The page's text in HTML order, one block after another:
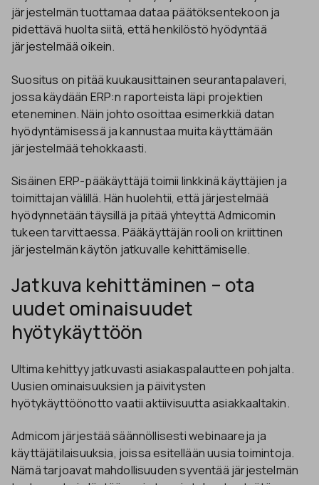
järjestelmän tuottamaa dataa päätöksentekoon ja
pidettävä huolta siitä, että henkilöstö hyödyntää
järjestelmää oikein.
Suositus on pitää kuukausittainen seurantapalaveri,
jossa käydään ERP:n raporteista läpi projektien
eteneminen. Näin johto osoittaa esimerkkiä datan
hyödyntämisessä ja kannustaa muita käyttämään
järjestelmää tehokkaasti.
Sisäinen ERP-pääkäyttäjä toimii linkkinä käyttäjien ja
toimittajan välillä. Hän huolehtii, että järjestelmää
hyödynnetään täysillä ja pitää yhteyttä Admicomin
tukeen tarvittaessa. Pääkäyttäjän rooli on kriittinen
järjestelmän käytön jatkuvalle kehittämiselle.
Jatkuva kehittäminen – ota
uudet ominaisuudet
hyötykäyttöön
Ultima kehittyy jatkuvasti asiakaspalautteen pohjalta.
Uusien ominaisuuksien ja päivitysten
hyötykäyttöönotto vaatii aktiivisuutta asiakkaaltakin.
Admicom järjestää säännöllisesti webinaareja ja
käyttäjätilaisuuksia, joissa esitellään uusia toimintoja.
Nämä tarjoavat mahdollisuuden syventää järjestelmän